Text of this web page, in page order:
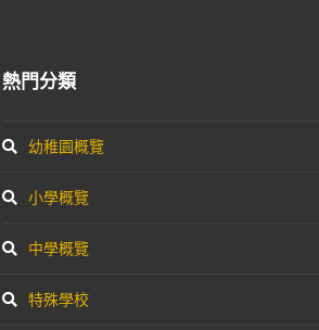
熱門分類
幼稚園概覽
小學概覽
中學概覽
特殊學校